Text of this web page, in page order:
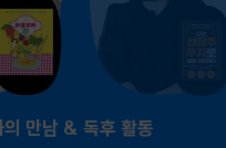
의 만남 & 독후 활동